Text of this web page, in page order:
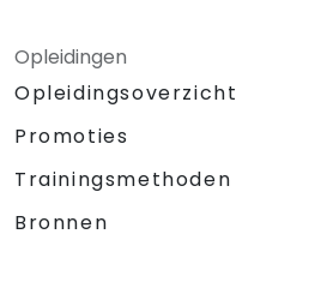
Opleidingen
Opleidingsoverzicht
Promoties
Trainingsmethoden
Bronnen